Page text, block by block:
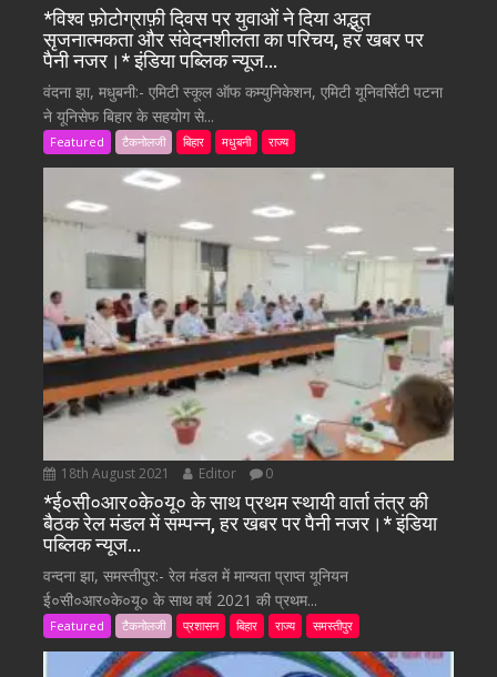
*विश्व फ़ोटोग्राफ़ी दिवस पर युवाओं ने दिया अद्भुत
सृजनात्मकता और संवेदनशीलता का परिचय, हर खबर पर
पैनी नजर।* इंडिया पब्लिक न्यूज…
वंदना झा, मधुबनी:- एमिटी स्कूल ऑफ कम्युनिकेशन, एमिटी यूनिवर्सिटी पटना
ने यूनिसेफ बिहार के सहयोग से...
Featured टैकनोलजी बिहार मधुबनी राज्य
18th August 2021 Editor 0
*ई०सी०आर०के०यू० के साथ प्रथम स्थायी वार्ता तंत्र की
बैठक रेल मंडल में सम्पन्न, हर खबर पर पैनी नजर।* इंडिया
पब्लिक न्यूज…
वन्दना झा, समस्तीपुर:- रेल मंडल में मान्यता प्राप्त यूनियन
ई०सी०आर०के०यू० के साथ वर्ष 2021 की प्रथम...
Featured टैकनोलजी प्रशासन बिहार राज्य समस्तीपुर